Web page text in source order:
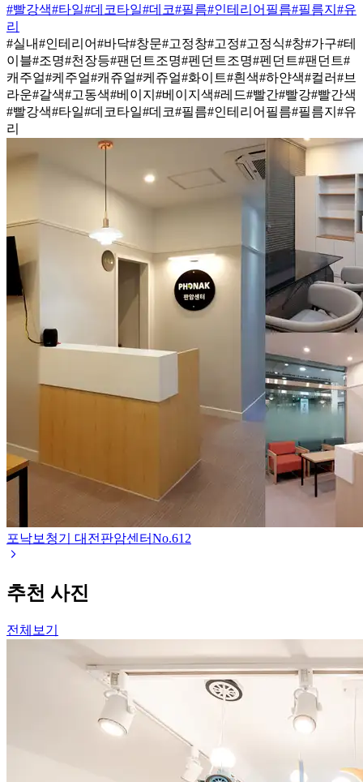
#빨강색#타일#데코타일#데코#필름#인테리어필름#필름지 #유
리
#실내#인테리어#바닥#창문#고정창#고정#고정식#창#가구#테
이블#조명#천장등#팬던트조명#펜던트조명#펜던트#팬던트#
캐주얼#케주얼#캐쥬얼#케쥬얼#화이트#흰색#하얀색#컬러#브
라운#갈색#고동색#베이지 #베이지색#레드#빨간#빨강#빨간색
#빨강색#타일#데코타일#데코#필름#인테리어필름#필름지 #유
리
포낙보청기 대전판암센터No.612
추천 사진
전체보기